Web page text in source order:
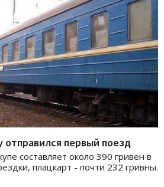
отправился первый поезд
составляет около 390 гривен в
плацкарт - почти 232 гривны.